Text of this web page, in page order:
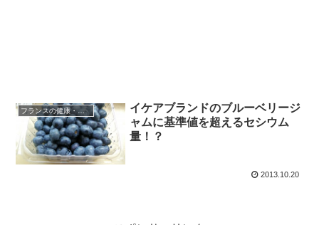
フランスの健康・医療
イケアブランドのブルーベリージ
ャムに基準値を超えるセシウム
量！？
2013.10.20